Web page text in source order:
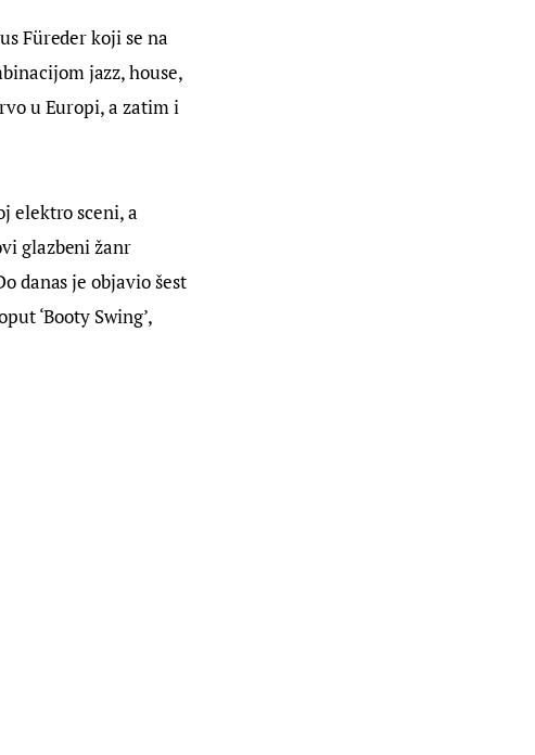
Füreder koji se na
jazz, house,
u Europi, a zatim i
elektro sceni, a
glazbeni žanr
danas je objavio šest
‘Booty Swing’,